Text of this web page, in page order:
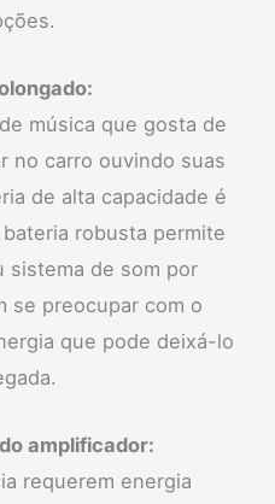
música que gosta de
no carro ouvindo suas
de alta capacidade é
robusta permite
sistema de som por
se preocupar com o
que pode deixá-lo
amplificador:
requerem energia